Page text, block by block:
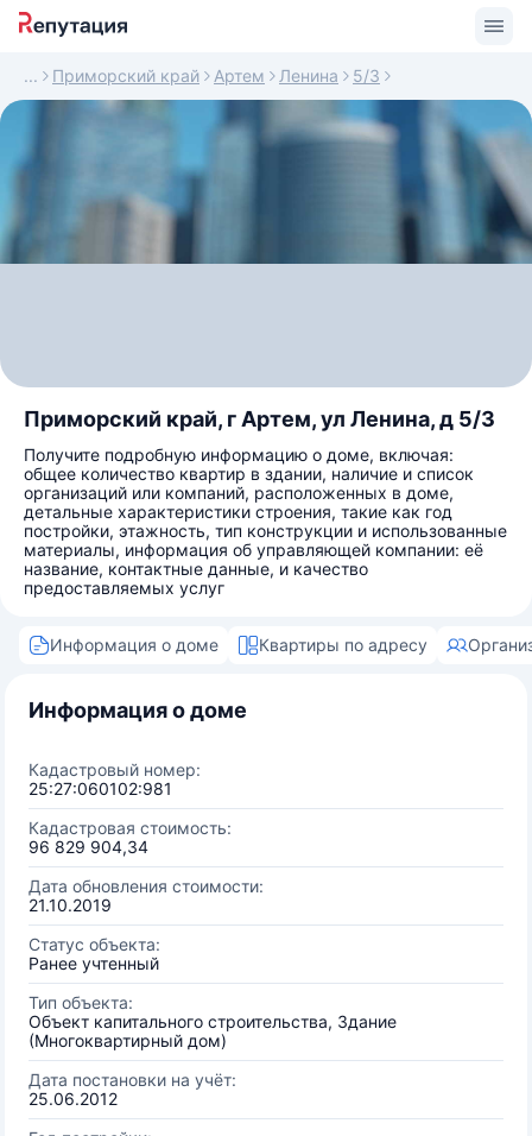
Приморский край Артем Ленина 5/3
Приморский край, г Артем, ул Ленина, д 5/3
Получите подробную информацию о доме, включая:
общее количество квартир в здании, наличие и список
организаций или компаний, расположенных в доме,
детальные характеристики строения, такие как год
постройки, этажность, тип конструкции и использованные
материалы, информация об управляющей компании: её
название, контактные данные, и качество
предоставляемых услуг
Информация о доме Квартиры по адресу
Информация о доме
Кадастровый номер:
25:27:060102:981
Кадастровая стоимость:
96 829 904,34
Дата обновления стоимости:
21.10.2019
Статус объекта:
Ранее учтенный
Тип объекта:
Объект капитального строительства, Здание
(Многоквартирный дом)
Дата постановки на учёт:
25.06.2012